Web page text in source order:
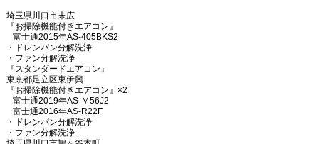
埼玉県川口市末広
『お掃除機能付きエアコン』
富士通2015年AS-405BKS2
・ドレンパン分解洗浄
・ファン分解洗浄
『スタンダードエアコン』
東京都足立区東伊興
『お掃除機能付きエアコン』 ×2
富士通2019年AS-Ｍ56J2
富士通2016年AS-R22F
・ドレンパン分解洗浄
・ファン分解洗浄